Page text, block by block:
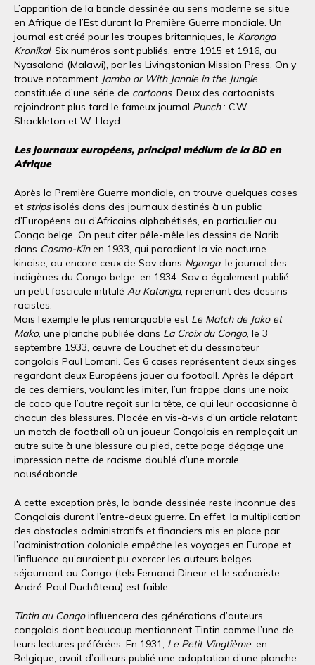
L’apparition de la bande dessinée au sens moderne se situe
en Afrique de l’Est durant la Première Guerre mondiale. Un
journal est créé pour les troupes britanniques, le Karonga
Kronikal. Six numéros sont publiés, entre 1915 et 1916, au
Nyasaland (Malawi), par les Livingstonian Mission Press. On y
trouve notamment Jambo or With Jannie in the Jungle
constituée d’une série de cartoons. Deux des cartoonists
rejoindront plus tard le fameux journal Punch: C.W.
Shackleton et W. Lloyd.
Les journaux européens, principal médium de la BD en
Afrique
Après la Première Guerre mondiale, on trouve quelques cases
et stripsisolés dans des journaux destinés à un public
d’Européens ou d’Africains alphabétisés, en particulier au
Congo belge. On peut citer pêle-mêle les dessins de Narib
dans Cosmo-Kinen 1933, qui parodient la vie nocturne
kinoise, ou encore ceux de Sav dans Ngonga, le journal des
indigènes du Congo belge, en 1934. Sav a également publié
un petit fascicule intitulé Au Katanga, reprenant des dessins
racistes.
Mais l’exemple le plus remarquable est Le Match de Jako et
Mako, une planche publiée dans La Croix du Congo, le 3
septembre 1933, œuvre de Louchet et du dessinateur
congolais Paul Lomani. Ces 6 cases représentent deux singes
regardant deux Européens jouer au football. Après le départ
de ces derniers, voulant les imiter, l’un frappe dans une noix
de coco que l’autre reçoit sur la tête, ce qui leur occasionne à
chacun des blessures. Placée en vis-à-vis d’un article relatant
un match de football où un joueur Congolais en remplaçait un
autre suite à une blessure au pied, cette page dégage une
impression nette de racisme doublé d’une morale
nauséabonde.
A cette exception près, la bande dessinée reste inconnue des
Congolais durant l’entre-deux guerre. En effet, la multiplication
des obstacles administratifs et financiers mis en place par
l’administration coloniale empêche les voyages en Europe et
l’influence qu’auraient pu exercer les auteurs belges
séjournant au Congo (tels Fernand Dineur et le scénariste
André-Paul Duchâteau) est faible.
Tintin au Congoinfluencera des générations d’auteurs
congolais dont beaucoup mentionnent Tintin comme l’une de
leurs lectures préférées. En 1931, Le Petit Vingtième, en
Belgique, avait d’ailleurs publié une adaptation d’une planche